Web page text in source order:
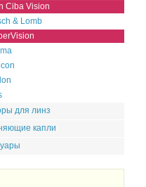
Ciba Vision
& Lomb
для линз
капли